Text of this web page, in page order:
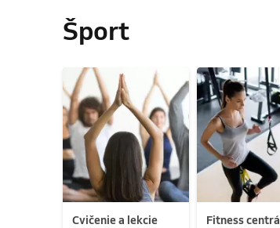
Šport
Cvičenie a lekcie Fitness centrá